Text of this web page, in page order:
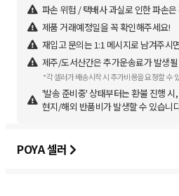
파손 위험 / 택배사 과실로 인한 파손은
제품 거래예정일을 꼭 확인해주세요!
재입고 문의는 1:1 메시지로 남겨주시
제주/도서산간은 추가운송료가 발생
*각 셀러가 배송시작 시 추가비용을 요청할 수
'발송 준비중' 상태부터는 환불 진행 시
현지/해외 반품비가 발생할 수 있습니
POYA 셀러